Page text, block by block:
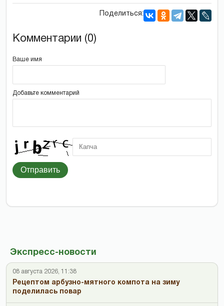
Экспресс-новости
08 августа 2026, 11:38
Рецептом арбузно-мятного компота на зиму
поделилась повар
Поделиться:
Комментарии (0)
Ваше имя
Добавьте комментарий
Отправить